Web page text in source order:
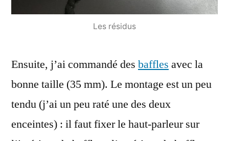
Les résidus
Ensuite, j’ai commandé des baffles avec la
bonne taille (35 mm). Le montage est un peu
tendu (j’ai un peu raté une des deux
enceintes) : il faut fixer le haut-parleur sur